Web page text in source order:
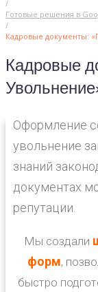
/
Готовые решения в
/
Кадровые документы:
Кадровые
Оформление
увольнение
знаний
документах
репутации.
Мы создали
форм,
быстро